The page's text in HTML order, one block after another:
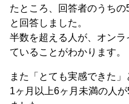
たところ、回答者のうちの
と回答しました。
半数を超える人が、オン
ていることがわかります。
また「とても実感できた
1ヶ月以上6ヶ月未満の人